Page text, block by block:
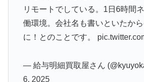
リモートでしている。1日6時間
働環境。会社名も書いといたか
に！とのことです。
— 給与明細買取屋さん
6, 2025